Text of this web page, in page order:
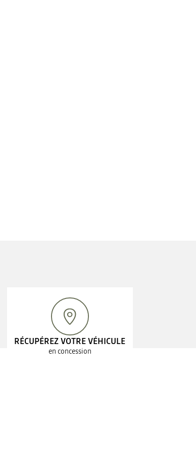
RÉCUPÉREZ VOTRE VÉHICULE
en concession